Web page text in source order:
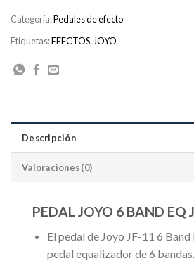
Categoría:Pedales de efecto
Etiquetas:EFECTOS, JOYO
Descripción
Valoraciones (0)
PEDAL JOYO 6 BAND EQ
El pedal de Joyo JF-11 6 Band
pedal equalizadorde 6 bandas.